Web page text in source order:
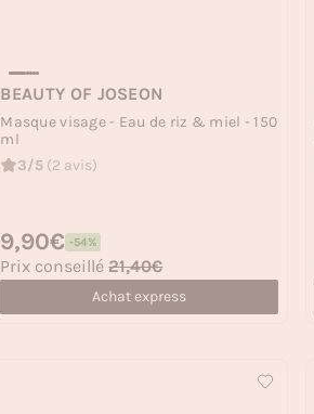
BEAUTY OF JOSEON
Masque visage - Eau de riz & miel - 150
ml
3/5 (2 avis)
Prix soldé
9,90€ -54%
Prix habituel
Prix conseillé 21,40€
Achat express